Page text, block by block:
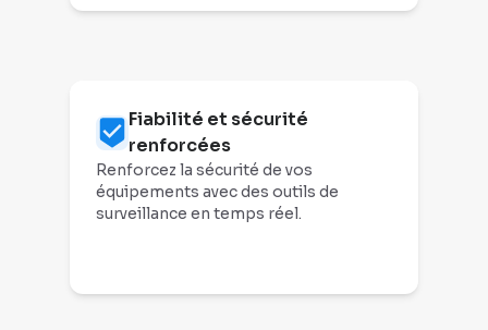
Fiabilité et sécurité
renforcées
Renforcez la sécurité de vos
équipements avec des outils de
surveillance en temps réel.